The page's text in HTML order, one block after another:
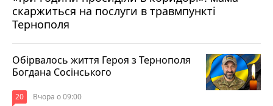
скаржиться на послуги в травмпункті
Тернополя
Обірвалось життя Героя з Тернополя
Богдана Сосінського
20 Вчора о 09:00